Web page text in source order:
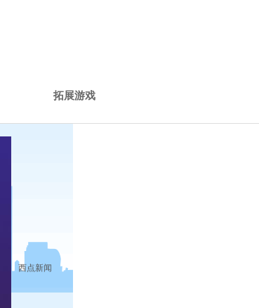
拓展游戏
历程下载
西点新闻